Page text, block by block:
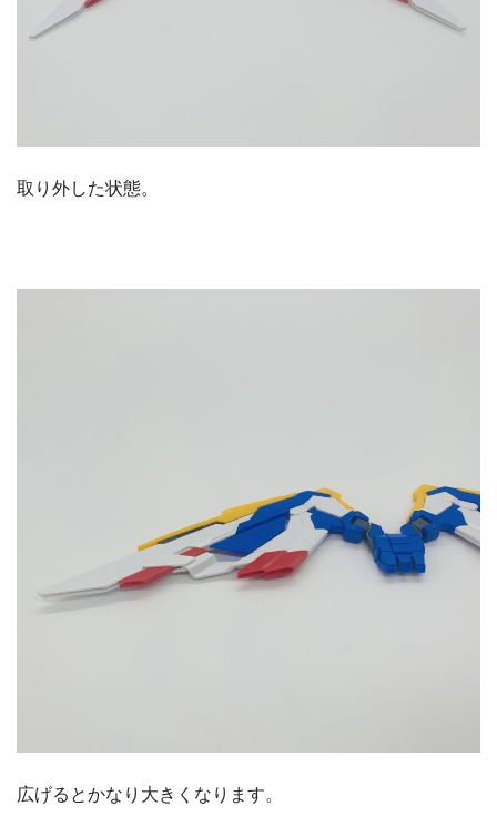
取り外した状態。
広げるとかなり大きくなります。